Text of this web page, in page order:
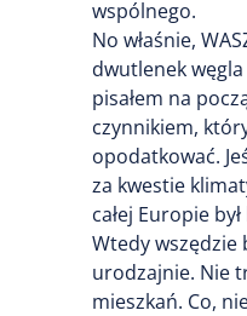
wspólnego.
No właśnie,
dwutlenek
pisałem na
czynnikiem,
opodatkować.
za kwestie
całej Europie
Wtedy wszędzie
urodzajnie. Nie
mieszkań. Co,